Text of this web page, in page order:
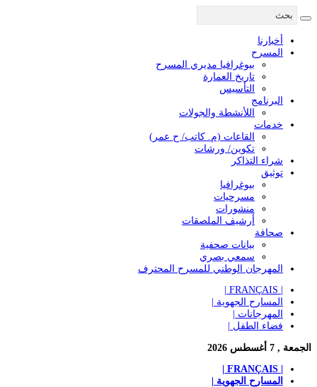
أخبارنا
المسرح
بيوغرافيا مديري المسرح
تاريخ العمارة
التأسيس
البرنامج
اللأنشطة والجولات
خدمات
القاعات (م. كاتب/ ح عمر)
تكوين/ ورشات
شراء التذاكر
توثيق
بيوغرافيا
مسرحيات
منشورات
أرشيف الملصقات
صحافة
بيانات صحفية
سمعي بصري
المهرجان الوطني للمسرح المحترف
المسارح الجهوية |
المهرجانات |
فضاء الطفل |
الجمعة , 7 أغسطس 2026
المسارح الجهوية |